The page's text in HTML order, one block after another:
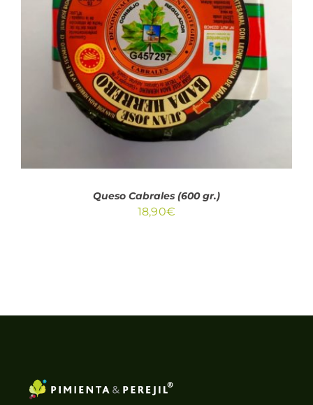
AÑADIR AL CARRITO
/
DETALLES
Queso Cabrales (600 gr.)
18,90€